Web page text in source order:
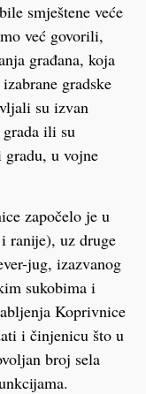
smještene veće
već govorili,
građana, koja
gradske
su izvan
ili su
u vojne
započelo je u
ranije), uz druge
jug, izazvanog
sukobima i
Koprivnice
i činjenicu što u
broj sela